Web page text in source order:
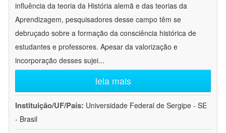
influência da teoria da História alemã e das teorias da
Aprendizagem, pesquisadores desse campo têm se
debruçado sobre a formação da consciência histórica de
estudantes e professores. Apesar da valorização e
incorporação desses sujei...
leia mais
Instituição/UF/País: Universidade Federal de Sergipe - SE
- Brasil